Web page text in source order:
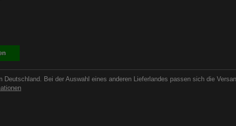
Bei der Auswahl eines anderen Lieferlandes passen sich die